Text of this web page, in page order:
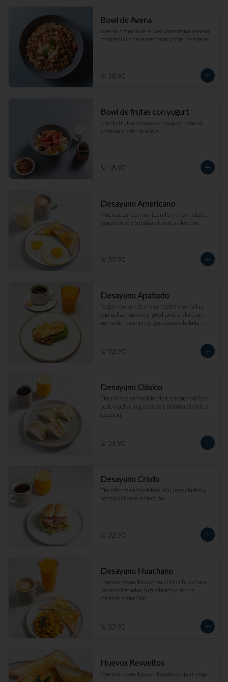
Bowl de Avena
Avena, granola de la casa, manzana, canela,
mantequilla de almendras y miel de agave.
S/ 18.90
Bowl de frutas con yogurt
Mix de frutas frescas con yogurt natural,
granola y miel de abeja.
S/ 18.90
Desayuno Americano
Huevos, panes, mantequilla y mermelada,
jugo clásico y bebida caliente a elección.
S/ 37.90
Desayuno Apaltado
Tostón en pan de masa madre y semillas,
con palta, huevo e ingrediente a elección,
zumo de naranja o jugo clásico y bebida
S/ 32.90
Desayuno Clásico
Elección de sándwich triple tricolor o triple
pollo y palta, jugo clásico y bebida caliente a
elección.
S/ 34.90
Desayuno Criollo
Elección de sándwich criollo, jugo clásico y
bebida caliente a elección.
S/ 32.90
Desayuno Huachano
Huevos revueltos con salchicha huachana,
panes o tostadas, jugo clásico y bebida
caliente a elección.
S/ 32.90
Huevos Revueltos
Huevos revueltos con tostada de pan miga.